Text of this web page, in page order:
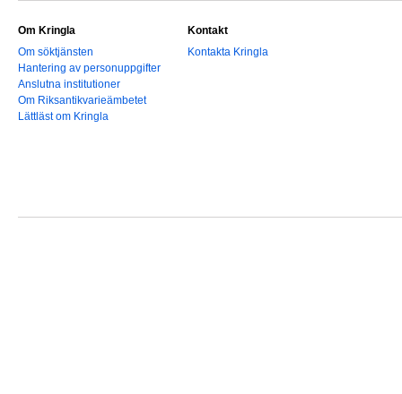
Om Kringla
Om söktjänsten
Hantering av personuppgifter
Anslutna institutioner
Om Riksantikvarieämbetet
Lättläst om Kringla
Kontakt
Kontakta Kringla